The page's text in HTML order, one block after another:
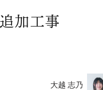
加工事
大越 志乃